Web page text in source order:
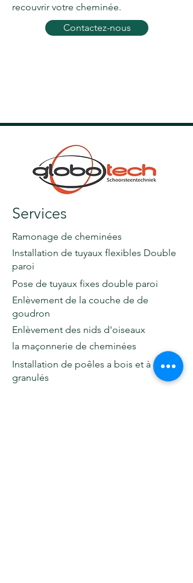
recouvrir votre cheminée.
Contactez-nous
Services
Ramonage de cheminées
Installation de tuyaux flexibles Double
paroi
Pose de tuyaux fixes double paroi
Enlèvement de la couche de de
goudron
Enlèvement des nids d'oiseaux
la maçonnerie de cheminées
Installation de poêles a bois et à
granulés